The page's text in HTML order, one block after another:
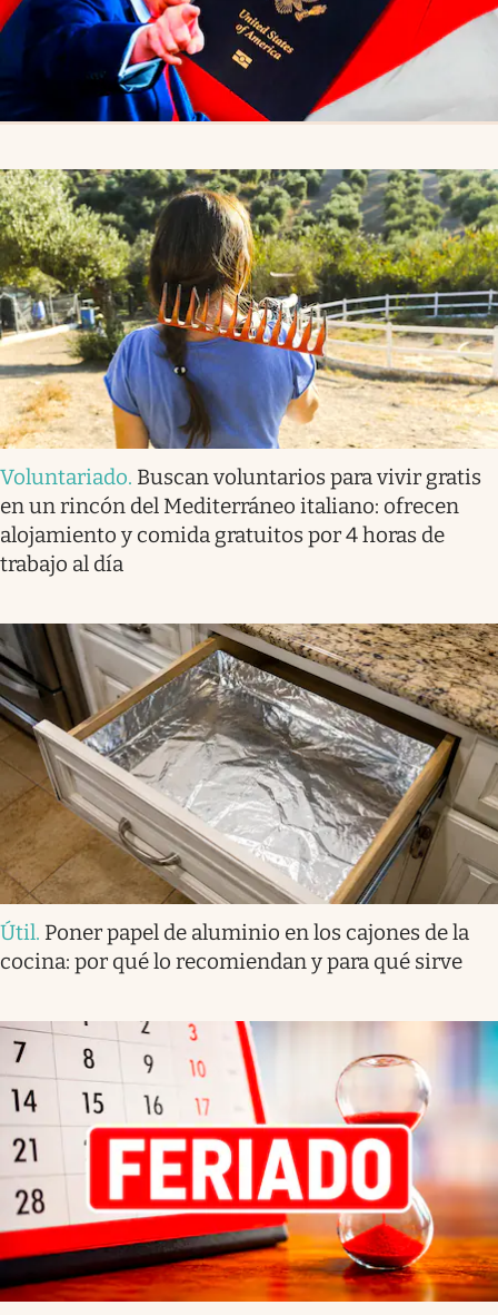
Voluntariado. Buscan voluntarios para vivir gratis
en un rincón del Mediterráneo italiano: ofrecen
alojamiento y comida gratuitos por 4 horas de
trabajo al día
Útil. Poner papel de aluminio en los cajones de la
cocina: por qué lo recomiendan y para qué sirve